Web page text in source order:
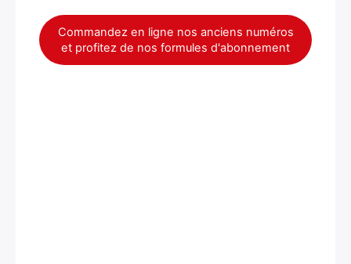
Commandez en ligne nos anciens numéros
et profitez de nos formules d'abonnement